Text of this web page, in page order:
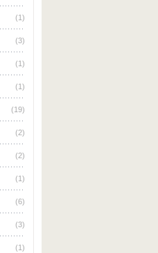
(1)
(3)
(1)
(1)
(19)
(2)
(2)
(1)
(6)
(3)
(1)